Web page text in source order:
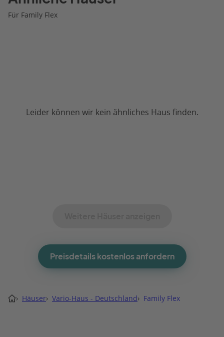
Für Family Flex
Leider können wir kein ähnliches Haus finden.
Preisdetails kostenlos anfordern
› Häuser› Vario-Haus - Deutschland› Family Flex